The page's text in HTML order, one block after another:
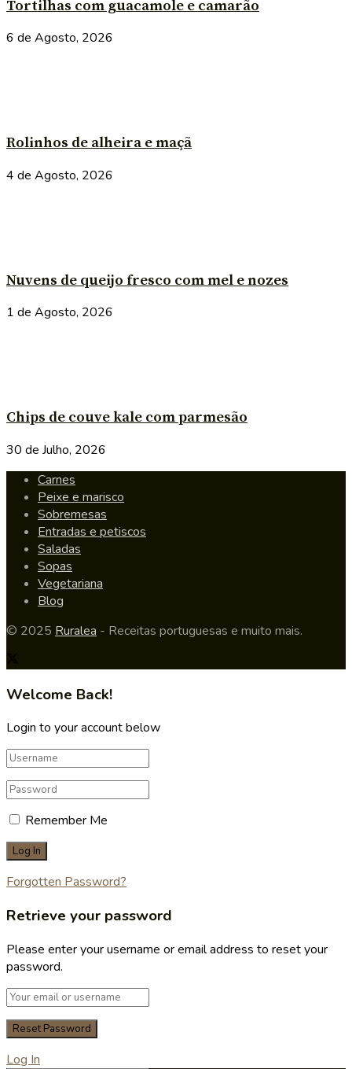
Tortilhas com guacamole e camarão
6 de Agosto, 2026
Rolinhos de alheira e maçã
4 de Agosto, 2026
Nuvens de queijo fresco com mel e nozes
1 de Agosto, 2026
Chips de couve kale com parmesão
30 de Julho, 2026
Carnes
Peixe e marisco
Sobremesas
Entradas e petiscos
Saladas
Sopas
Vegetariana
Blog
© 2025 Ruralea - Receitas portuguesas e muito mais.
Welcome Back!
Login to your account below
Remember Me
Forgotten Password?
Retrieve your password
Please enter your username or email address to reset your
password.
Log In